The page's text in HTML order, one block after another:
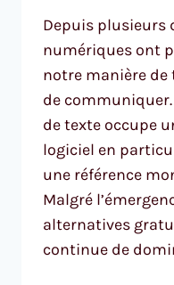
Depuis plusieurs
numériques ont
notre manière de
de
de texte occupe
logiciel en
une référence
Malgré
alternatives
continue de